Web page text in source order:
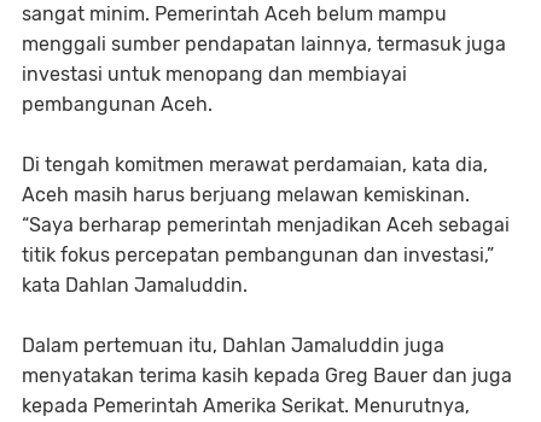
sangat minim. Pemerintah Aceh belum mampu
menggali sumber pendapatan lainnya, termasuk juga
investasi untuk menopang dan membiayai
pembangunan Aceh.
Di tengah komitmen merawat perdamaian, kata dia,
Aceh masih harus berjuang melawan kemiskinan.
“Saya berharap pemerintah menjadikan Aceh sebagai
titik fokus percepatan pembangunan dan investasi,”
kata Dahlan Jamaluddin.
Dalam pertemuan itu, Dahlan Jamaluddin juga
menyatakan terima kasih kepada Greg Bauer dan juga
kepada Pemerintah Amerika Serikat. Menurutnya,